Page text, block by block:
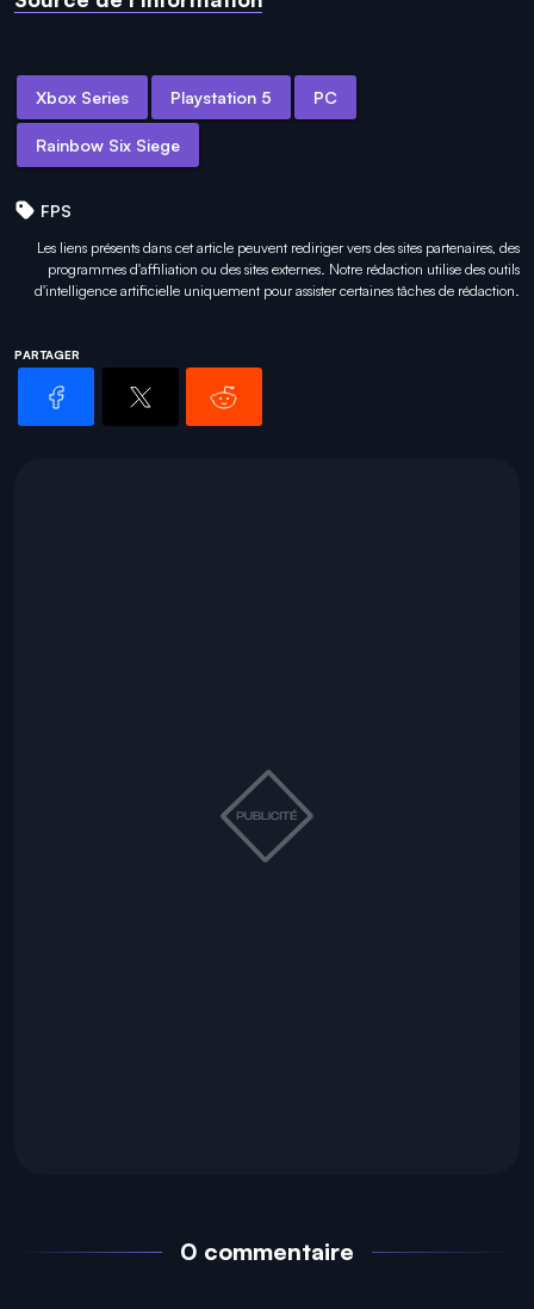
Xbox Series Playstation 5 PC
Rainbow Six Siege
FPS
Les liens présents dans cet article peuvent rediriger vers des sites partenaires, des
programmes d'affiliation ou des sites externes. Notre rédaction utilise des outils
d'intelligence artificielle uniquement pourassister certaines tâches de rédaction.
PARTAGER
0 commentaire